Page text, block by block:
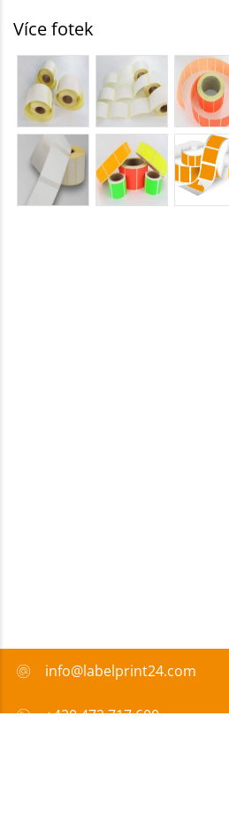
Více fotek
info@labelprint24.com
+420 472 717 600